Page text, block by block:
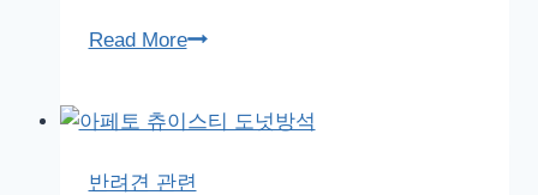
Read More파
스
트
반려견 관련